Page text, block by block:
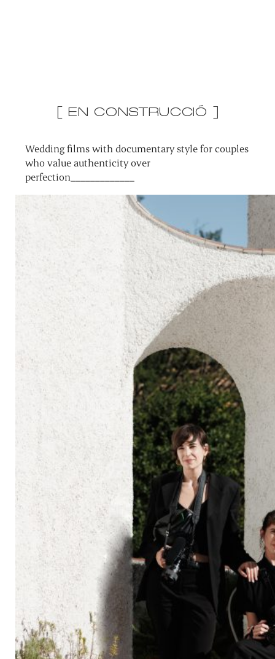
[ EN CONSTRUCCIÓ ]
Wedding films with documentary style for couples
who value authenticity over
perfection_____________